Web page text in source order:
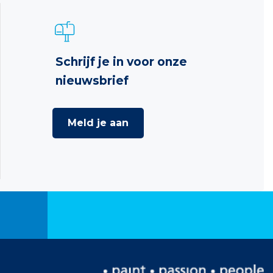
Schrijf je in voor onze
nieuwsbrief
Meld je aan